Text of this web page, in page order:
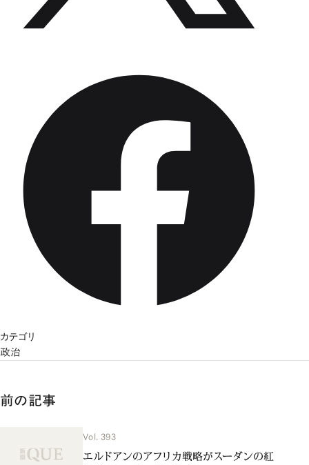
カテゴリ
政治
前の記事
Vol. 393
エルドアンのアフリカ戦略がスーダンの紅